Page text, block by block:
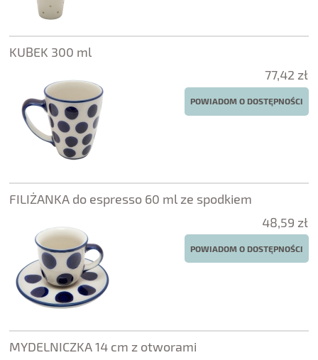
KUBEK 300 ml
77,42 zł
POWIADOM O DOSTĘPNOŚCI
FILIŻANKA do espresso 60 ml ze spodkiem
48,59 zł
POWIADOM O DOSTĘPNOŚCI
MYDELNICZKA 14 cm z otworami